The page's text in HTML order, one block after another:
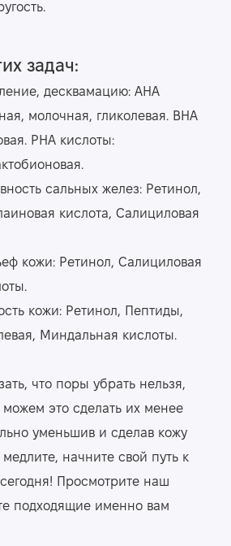
задач:
десквамацию: АНА
молочная, гликолевая. ВНА
РНА кислоты:
сальных желез: Ретинол,
кислота, Салициловая
кожи: Ретинол, Салициловая
кожи: Ретинол, Пептиды,
Миндальная кислоты.
что поры убрать нельзя,
можем это сделать их менее
уменьшив и сделав кожу
начните свой путь к
Просмотрите наш
подходящие именно вам